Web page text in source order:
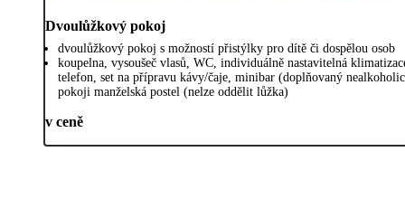
Dvoulůžkový pokoj
dvoulůžkový pokoj s možností přistýlky pro dítě či dospělou osob
koupelna, vysoušeč vlasů, WC, individuálně nastavitelná
telefon, set na přípravu kávy/čaje, minibar (doplňovaný
pokoji manželská postel (nelze oddělit lůžka)
v ceně